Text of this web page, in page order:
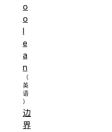
o
o
l
e
a
n
边
界